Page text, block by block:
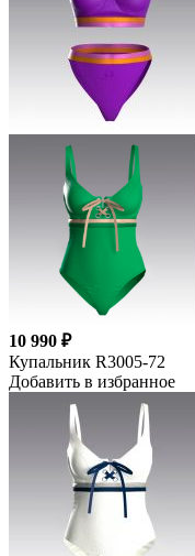
10 990 ₽
Купальник R3005-72
Добавить в избранное